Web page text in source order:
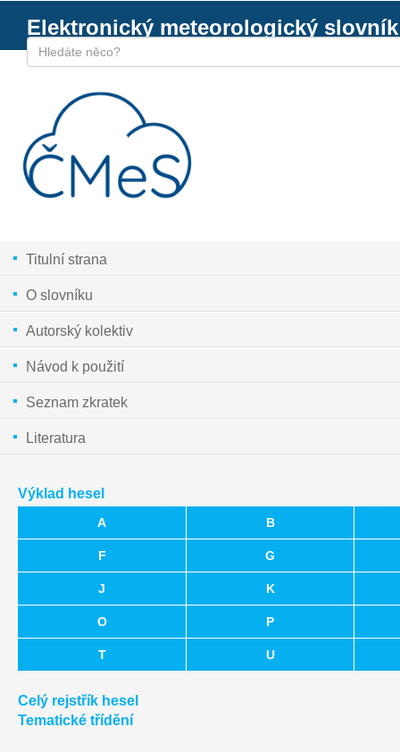
Elektronický meteorologický slovník
Titulní strana
O slovníku
Autorský kolektiv
Návod k použití
Seznam zkratek
Literatura
Výklad hesel
A B
F G
J K
O P
T U
Celý rejstřík hesel
Tematické třídění